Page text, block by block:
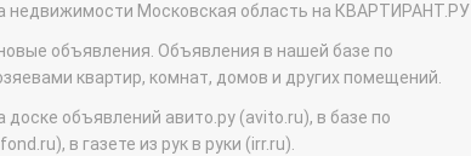
недвижимости Московская область на КВАРТИРАНТ.РУ
объявления. Объявления в нашей базе по
квартир, комнат, домов и других помещений.
объявлений авито.ру (avito.ru), в базе по
в газете из рук в руки (irr.ru).